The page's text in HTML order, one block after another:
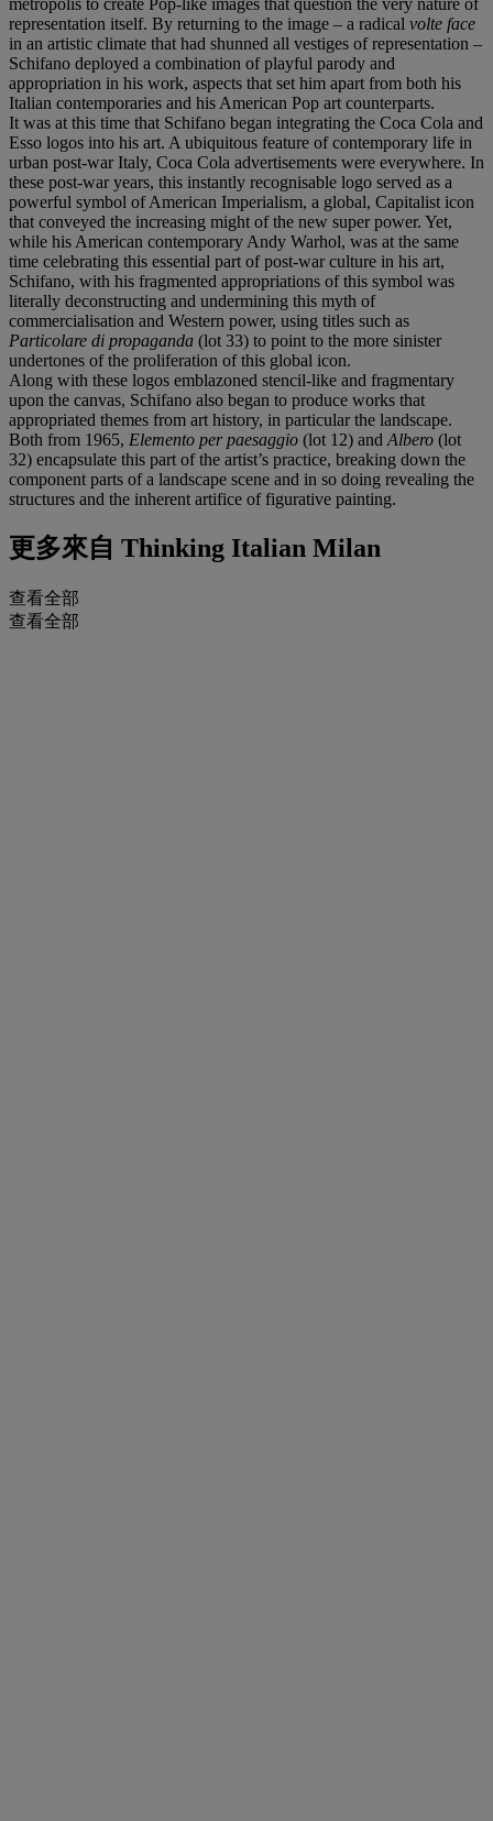
representation itself. By returning to the image – a radical volte face
in an artistic climate that had shunned all vestiges of representation –
Schifano deployed a combination of playful parody and
appropriation in his work, aspects that set him apart from both his
Italian contemporaries and his American Pop art counterparts.
It was at this time that Schifano began integrating the Coca Cola and
Esso logos into his art. A ubiquitous feature of contemporary life in
urban post-war Italy, Coca Cola advertisements were everywhere. In
these post-war years, this instantly recognisable logo served as a
powerful symbol of American Imperialism, a global, Capitalist icon
that conveyed the increasing might of the new super power. Yet,
while his American contemporary Andy Warhol, was at the same
time celebrating this essential part of post-war culture in his art,
Schifano, with his fragmented appropriations of this symbol was
literally deconstructing and undermining this myth of
commercialisation and Western power, using titles such as
Particolare di propaganda (lot 33) to point to the more sinister
undertones of the proliferation of this global icon.
Along with these logos emblazoned stencil-like and fragmentary
upon the canvas, Schifano also began to produce works that
appropriated themes from art history, in particular the landscape.
Both from 1965, Elemento per paesaggio (lot 12) and Albero (lot
32) encapsulate this part of the artist’s practice, breaking down the
component parts of a landscape scene and in so doing revealing the
structures and the inherent artifice of figurative painting.
更多來自 Thinking Italian Milan
查看全部
查看全部